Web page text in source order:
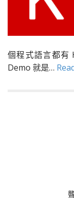
個程式語言都有
Demo 就是…